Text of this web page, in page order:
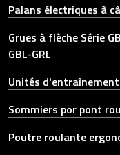
Palans électriques à
Grues à flèche Série
GBL-GRL
Unités
Sommiers por pont
Poutre roulante